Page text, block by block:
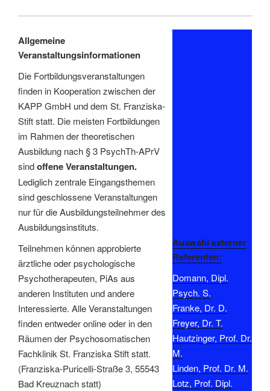
Allgemeine
Veranstaltungsinformationen
Die Fortbildungsveranstaltungen
finden in Kooperation zwischen der
KAPP GmbH und dem St. Franziska-
Stift statt. Die meisten Fortbildungen
im Rahmen der theoretischen
Ausbildung nach § 3 PsychTh-APrV
sindoffene Veranstaltungen.
Lediglich zentrale Eingangsthemen
sind geschlossene Veranstaltungen
nur für die Ausbildungsteilnehmer des
Ausbildungsinstituts.
Teilnehmen können approbierte
ärztliche oder psychologische
Psychotherapeuten, PiAs aus
anderen Instituten und andere
Interessierte. Alle Veranstaltungen
finden entweder online oder in den
Räumen der Psychosomatischen
Fachklinik St. Franziska Stift statt.
(Franziska-Puricelli-Straße 3, 55543
Bad Kreuznach statt)
Auswahl externer
Referenten:
Domann, Dipl.
Psych. S.
Franke, Dr. D.
Freyer, Dr. T.
Hautzinger, Prof. Dr.
M.
Linden, Prof. Dr. M.
Lotz, Prof. Dipl.